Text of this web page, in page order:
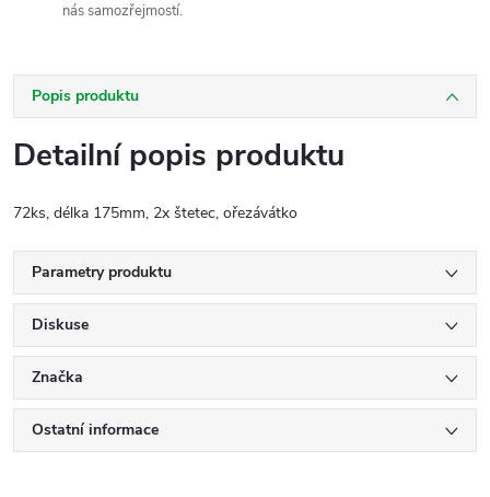
nás samozřejmostí.
Popis produktu
Detailní popis produktu
72ks, délka 175mm, 2x štetec, ořezávátko
Parametry produktu
Diskuse
Značka
Ostatní informace